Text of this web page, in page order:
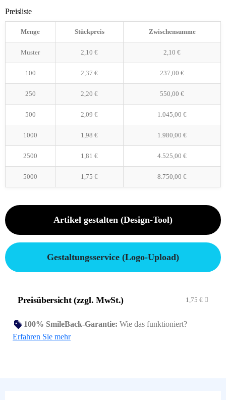
Preisliste
Menge Stückpreis Zwischensumme
Muster 2,10 € 2,10 €
100 2,37 € 237,00 €
250 2,20 € 550,00 €
500 2,09 € 1.045,00 €
1000 1,98 € 1.980,00 €
2500 1,81 € 4.525,00 €
5000 1,75 € 8.750,00 €
Artikel gestalten (Design-Tool)
Gestaltungsservice (Logo-Upload)
Preisübersicht (zzgl. MwSt.) 1,75 €
100% SmileBack-Garantie: Wie das funktioniert?
Erfahren Sie mehr